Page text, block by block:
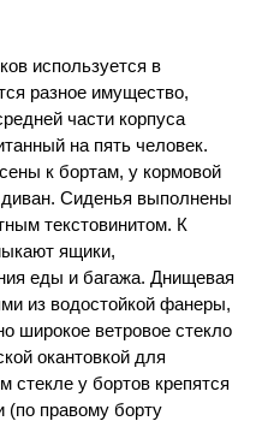
используется в
разное имущество,
части корпуса
на пять человек.
к бортам, у кормовой
Сиденья выполнены
текстовинитом. К
ящики,
еды и багажа. Днищевая
из водостойкой фанеры,
широкое ветровое стекло
окантовкой для
стекле у бортов крепятся
(по правому борту